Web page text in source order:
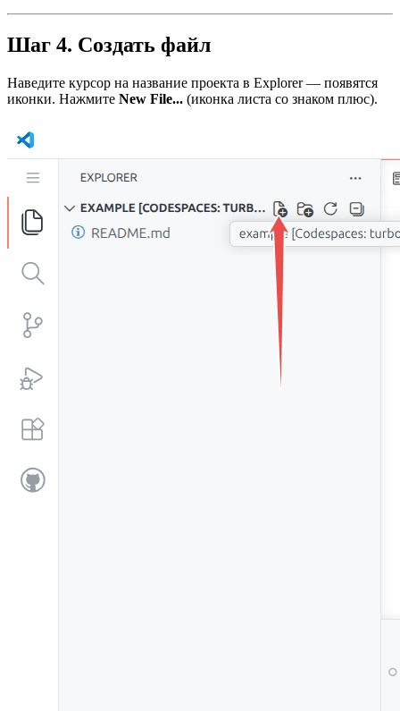
Шаг 4. Создать файл
Наведите курсор на название проекта в Explorer — появятся
иконки. Нажмите New File... (иконка листа со знаком плюс).